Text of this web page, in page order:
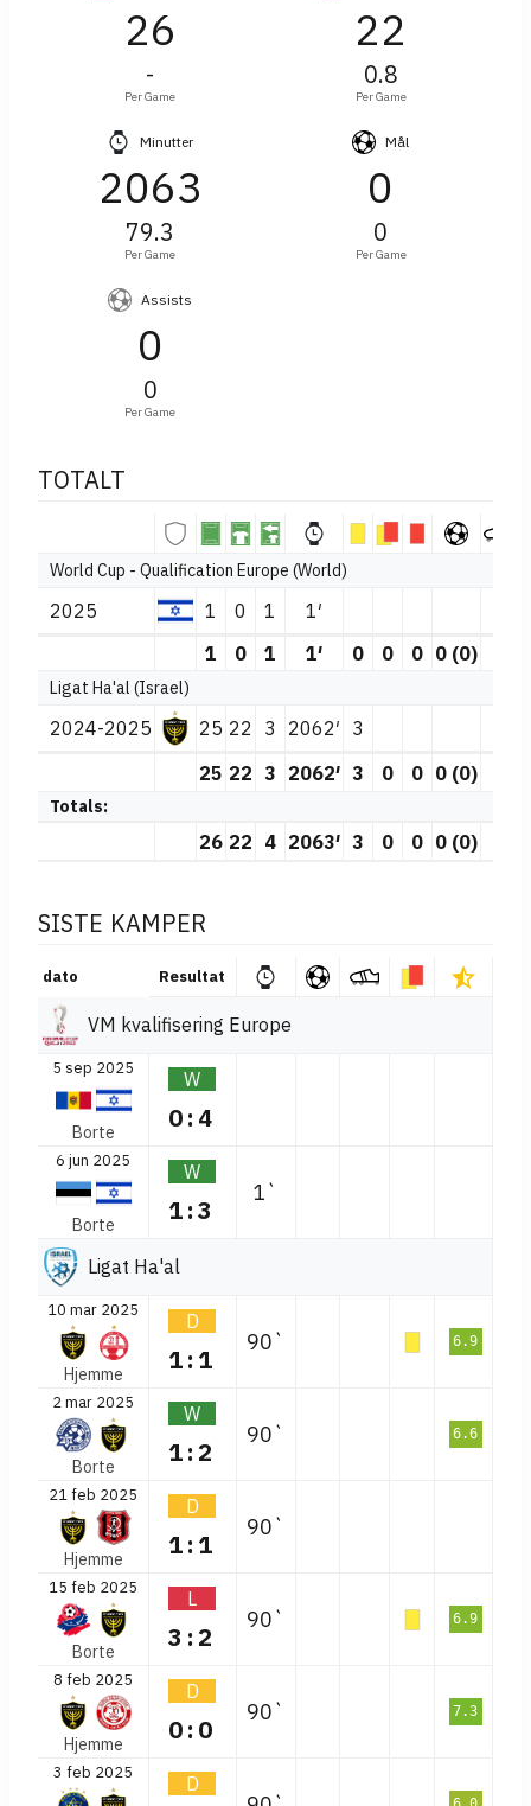
26
-
Per Game
22
0.8
Per Game
Minutter
2063
79.3
Per Game
Mål
0
0
Per Game
Assists
0
0
Per Game
TOTALT
World Cup - Qualification Europe (World)
2025 1 0 1
1′
1
0 1 1′ 0 0 0 0 (0)
Ligat Ha'al (Israel)
2024-2025 25 22 3 2062′ 3
25 22 3 2062′ 3 0 0 0 (0)
Totals:
26 22 4 2063′ 3 0 0 0 (0)
SISTE KAMPER
dato Resultat
VM kvalifisering Europe
5 sep 2025
Borte
W
0:4
6 jun 2025
Borte
W
1:3
1`
Ligat Ha'al
10 mar 2025
Hjemme
D
1:1
90` 6.9
2 mar 2025
Borte
W
1:2
90` 6.6
21 feb 2025
Hjemme
D
1:1
90`
15 feb 2025
Borte
L
3:2
90` 6.9
8 feb 2025
Hjemme
D
0:0
90` 7.3
3 feb 2025 D